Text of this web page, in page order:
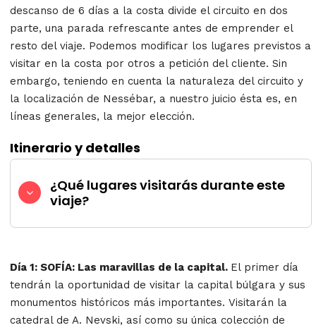
descanso de 6 días a la costa divide el circuito en dos
parte, una parada refrescante antes de emprender el
resto del viaje. Podemos modificar los lugares previstos a
visitar en la costa por otros a petición del cliente. Sin
embargo, teniendo en cuenta la naturaleza del circuito y
la localización de Nessébar, a nuestro juicio ésta es, en
líneas generales, la mejor elección.
Itinerario y detalles
¿Qué lugares visitarás durante este
viaje?
Día 1: SOFÍA: Las maravillas de la capital. El primer día
tendrán la oportunidad de visitar la capital búlgara y sus
monumentos históricos más importantes. Visitarán la
catedral de A. Nevski, así como su única colección de